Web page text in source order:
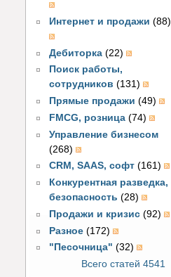
Интернет и продажи (88)
Дебиторка (22)
Поиск работы,
сотрудников (131)
Прямые продажи (49)
FMCG, розница (74)
Управление бизнесом
(268)
CRM, SAAS, софт (161)
Конкурентная разведка,
безопасность (28)
Продажи и кризис (92)
Разное (172)
"Песочница" (32)
Всего статей 4541